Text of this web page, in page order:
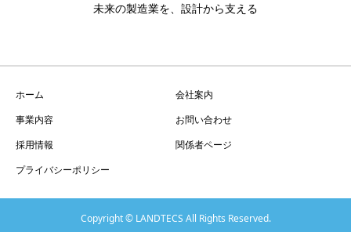
未来の製造業を、設計から支える
ホーム
会社案内
事業内容
お問い合わせ
採用情報
関係者ページ
プライバシーポリシー
Copyright © LANDTECS All Rights Reserved.